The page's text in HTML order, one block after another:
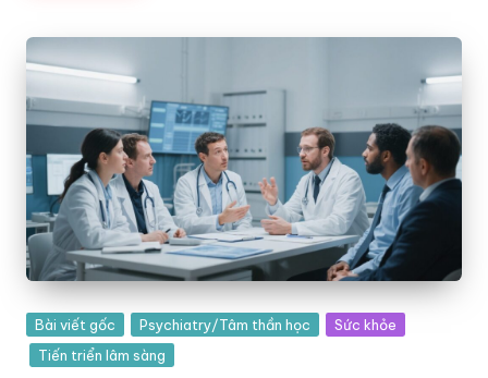
Posted
in
Bài viết gốc Psychiatry/Tâm thần học
Sức khỏe
Tiến triển lâm sàng